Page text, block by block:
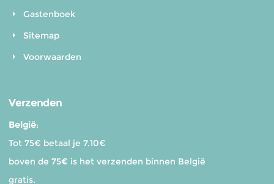
Gastenboek
Sitemap
Voorwaarden
Verzenden
België:
Tot 75€ betaal je 7.10€
boven de 75€ is het verzenden binnen België
gratis.